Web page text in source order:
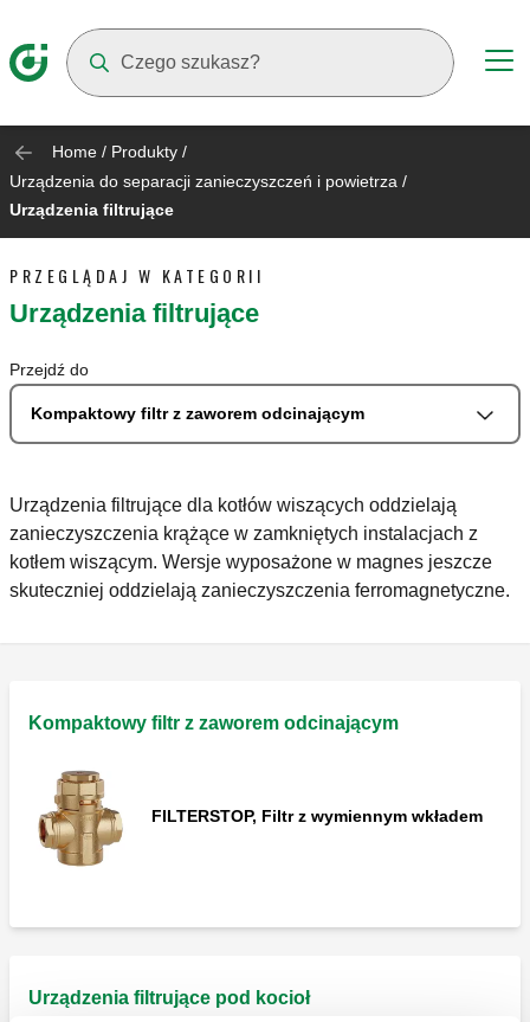
Home / Produkty /
Urządzenia do separacji zanieczyszczeń i powietrza /
Urządzenia filtrujące
PRZEGLĄDAJ W KATEGORII
Urządzenia filtrujące
Przejdź do
Kompaktowy filtr z zaworem odcinającym
Urządzenia filtrujące dla kotłów wiszących oddzielają
zanieczyszczenia krążące w zamkniętych instalacjach z
kotłem wiszącym. Wersje wyposażone w magnes jeszcze
skuteczniej oddzielają zanieczyszczenia ferromagnetyczne.
Kompaktowy filtr z zaworem odcinającym
FILTERSTOP, Filtr z wymiennym wkładem
Urządzenia filtrujące pod kocioł